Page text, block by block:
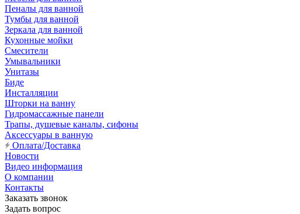
Пеналы для ванной
Тумбы для ванной
Зеркала для ванной
Кухонные мойки
Смесители
Умывальники
Унитазы
Биде
Инсталляции
Шторки на ванну
Гидромассажные панели
Трапы, душевые каналы, сифоны
Аксессуары в ванную
Оплата/Доставка
Новости
Видео информация
О компании
Контакты
Заказать звонок
Задать вопрос